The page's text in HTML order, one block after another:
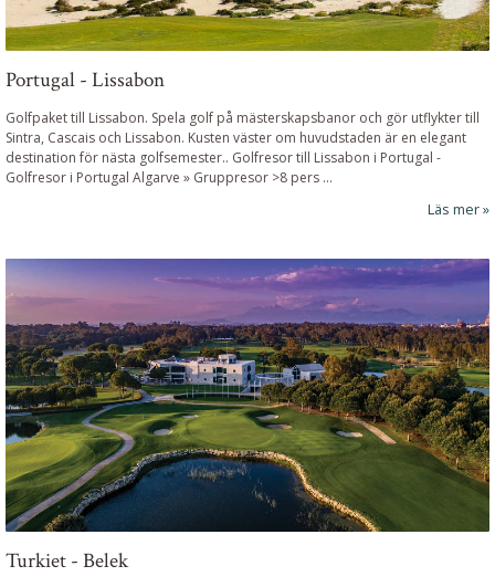
Portugal - Lissabon
Golfpaket till Lissabon. Spela golf på mästerskapsbanor och gör utflykter till
Sintra, Cascais och Lissabon. Kusten väster om huvudstaden är en elegant
destination för nästa golfsemester.. Golfresor till Lissabon i Portugal -
Golfresor i Portugal Algarve » Gruppresor >8 pers ...
Läs mer
Turkiet - Belek